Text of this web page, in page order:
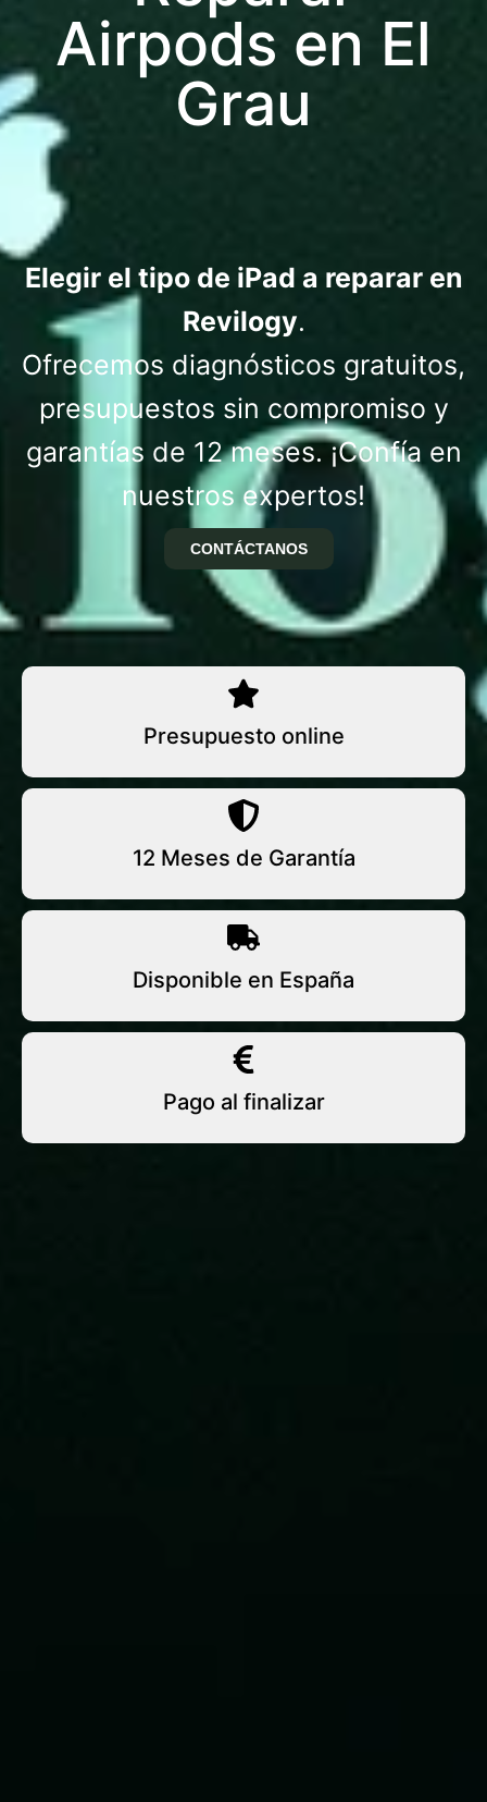
Airpods en El
Grau
Elegir el tipo de iPad a reparar en
Revilogy.
Ofrecemos diagnósticos gratuitos,
presupuestos sin compromiso y
garantías de 12 meses. ¡Confía en
nuestros expertos!
CONTÁCTANOS
Presupuesto online
12 Meses de Garantía
Disponible en España
Pago al finalizar